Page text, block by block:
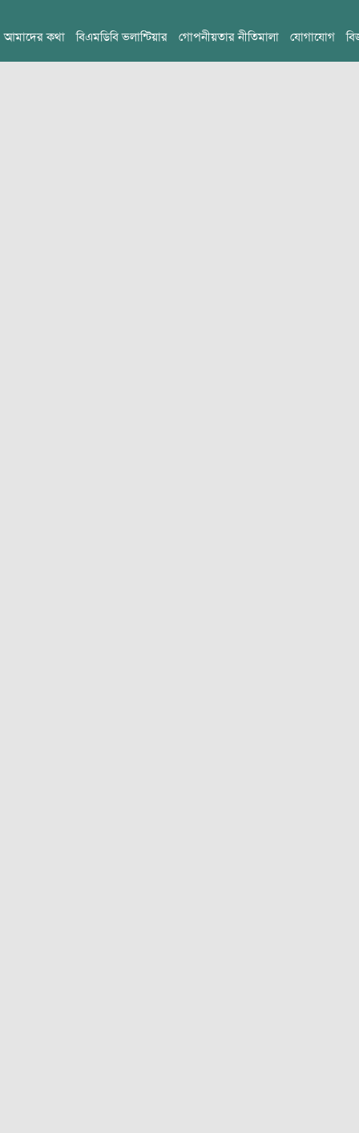
আমাদের কথা বিএমডিবি ভলান্টিয়ার গোপনীয়তার নীতিমালা যোগাযোগ